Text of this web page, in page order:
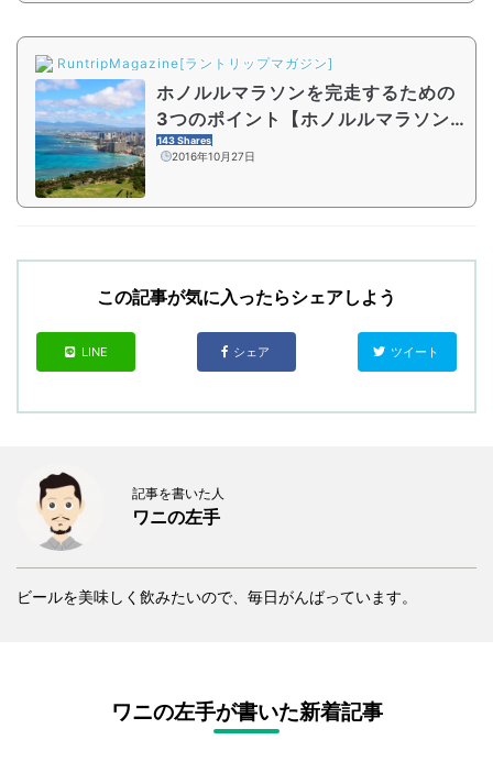
RuntripMagazine[ラントリップマガジン]
ホノルルマラソンを完走するための
3つのポイント【ホノルルマラソン
攻略への道】
143 Shares
2016年10月27日
この記事が気に入ったらシェアしよう
LINE シェア ツイート
記事を書いた人
ワニの左手
ビールを美味しく飲みたいので、毎日がんばっています。
ワニの左手が書いた新着記事